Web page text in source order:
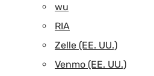
wu
RIA
Zelle (EE. UU.)
Venmo (EE. UU.)